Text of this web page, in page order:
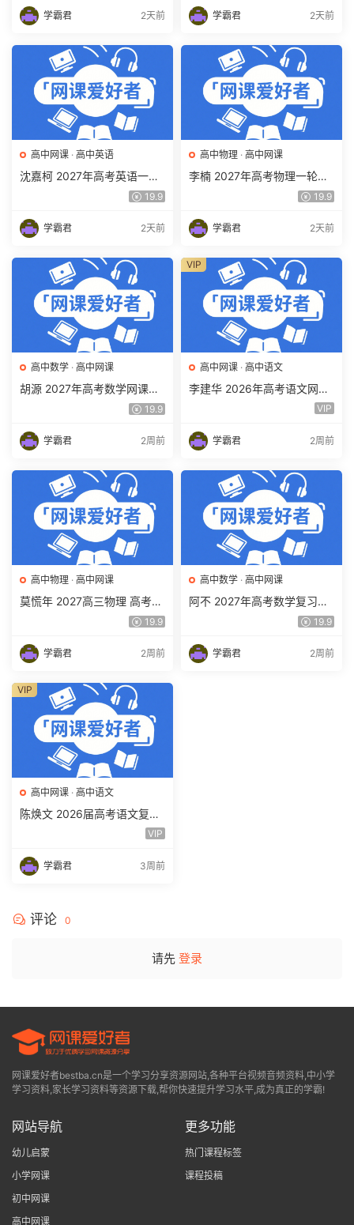
学霸君 2天前
下载 学霸君 2天前
高中网课 · 高中英语
沈嘉柯 2027年高考英语一轮
复习网课教程 高三英语 上学
下载
19.9
学霸君 2天前
高中物理 · 高中网课
李楠 2027年高考物理一轮复
习网课教程 高三物理 上学期
载
19.9
学霸君 2天前
高中数学 · 高中网课
胡源 2027年高考数学网课教
程 高三数学 一轮复习暑假班
19.9
学霸君 2周前
高中网课 · 高中语文
李建华 2026年高考语文网课
教程 高三语文 a+二三轮复习
VIP
学霸君 2周前
VIP
高中物理 · 高中网课
莫慌年 2027高三物理 高考物
19.9
学霸君 2周前
高中数学 · 高中网课
阿不 2027年高考数学复习网
课教程 高三数学 一轮复习视
19.9
学霸君 2周前
高中网课 · 高中语文
陈焕文 2026届高考语文复习
网课 高三语文 一二三轮视频
VIP
学霸君 3周前
VIP
评论 0
请先 登录
网课爱好者bestba.cn是一个学习分享资源网站,各种平台视频音频资料,中小学
学习资料,家长学习资料等资源下载,帮你快速提升学习水平,成为真正的学霸!
网站导航
幼儿启蒙
小学网课
初中网课
高中网课
更多功能
热门课程标签
课程投稿